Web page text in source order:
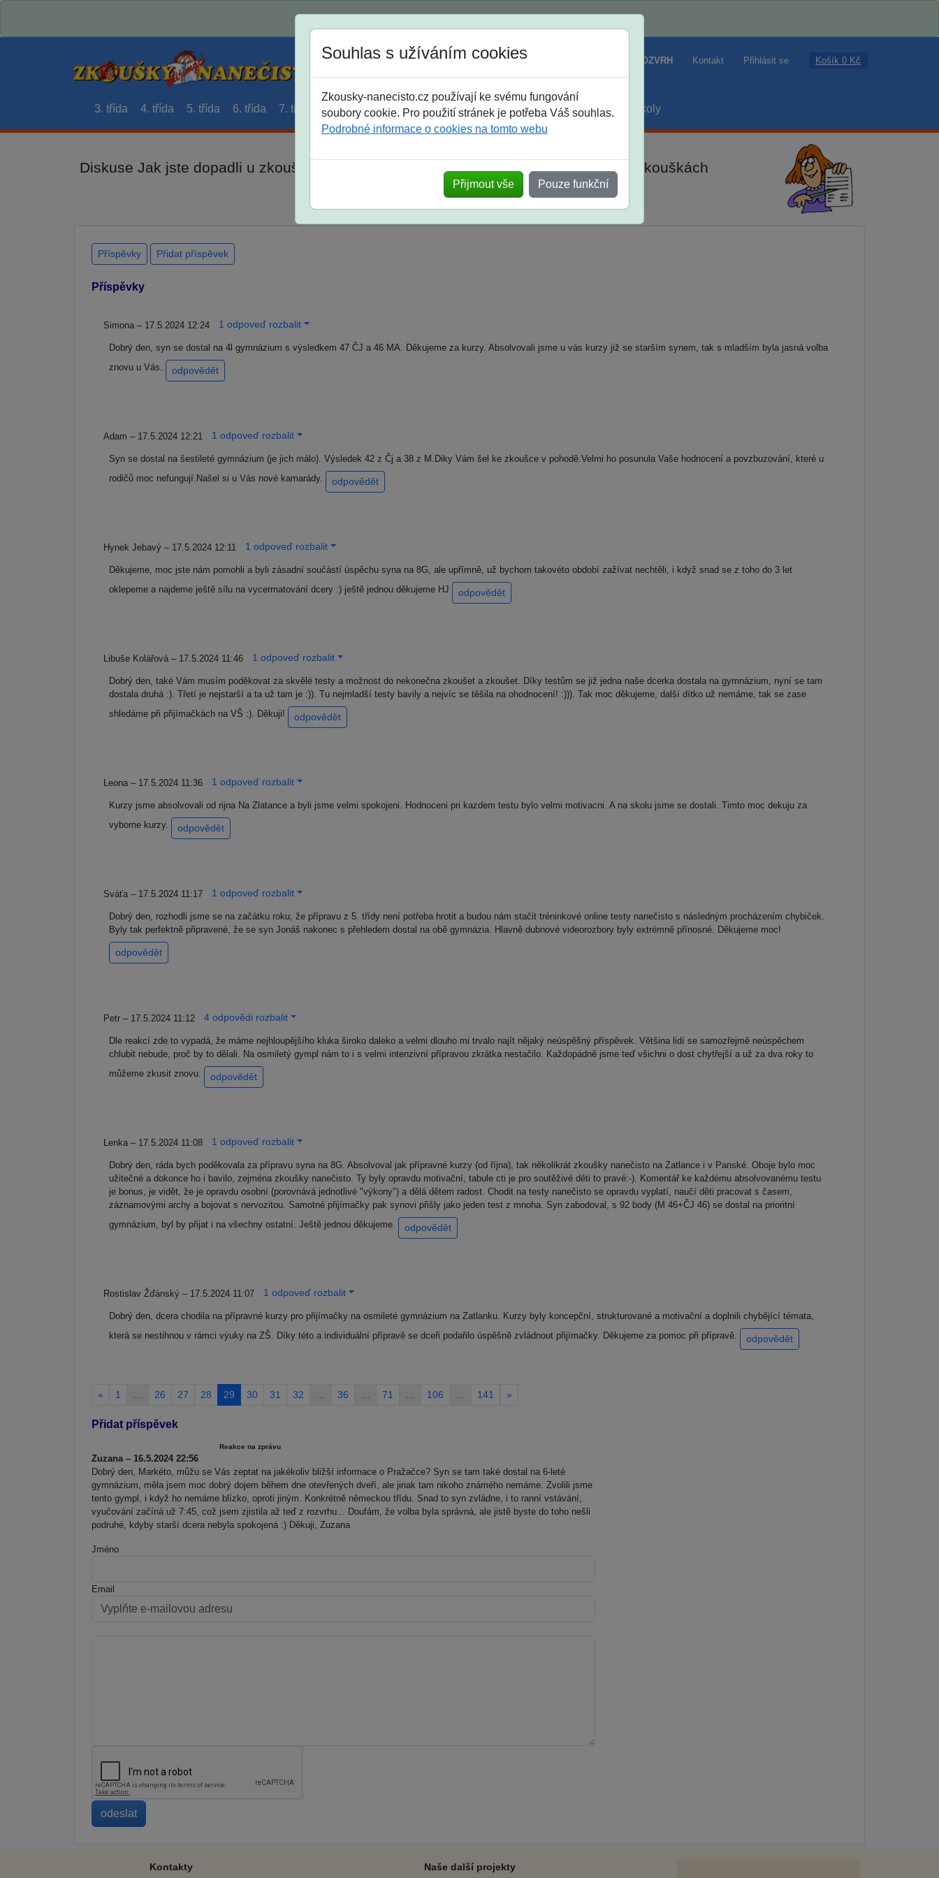
Jak si vybrat ROZVRH Kontakt Přihlásit se Košík 0 Kč
3. třída 4. třída 5. třída 6. třída 7. třída 8. třída 9. třída střední maturanti soutěže prázdniny školy
Diskuse Jak jste dopadli u zkoušek na SŠ? Vaše ohlasy po skutečných přijímacích zkouškách
Souhlas s užíváním cookies
Zkousky-nanecisto.cz používají ke svému fungování
soubory cookie. Pro použití stránek je potřeba Váš souhlas.
Podrobné informace o cookies na tomto webu
Přijmout vše Pouze funkční
Příspěvky Přidat příspěvek
Příspěvky
Simona – 17.5.2024 12:24 1 odpoveď rozbalit
Dobrý den, syn se dostal na 4l gymnázium s výsledkem 47 ČJ a 46 MA. Děkujeme za kurzy. Absolvovali jsme u vás kurzy již se starším synem, tak s mladším byla jasná volba
znovu u Vás.
odpovědět
Adam – 17.5.2024 12:21 1 odpoveď rozbalit
Syn se dostal na šestileté gymnázium (je jich málo). Výsledek 42 z Čj a 38 z M.Diky Vám šel ke zkoušce v pohodě.Velmi ho posunula Vaše hodnocení a povzbuzování, které u
rodičů moc nefungují.Našel si u Vás nové kamarády.
odpovědět
Hynek Jebavý – 17.5.2024 12:11 1 odpoveď rozbalit
Děkujeme, moc jste nám pomohli a byli zásadní součástí úspěchu syna na 8G, ale upřímně, už bychom takovéto období zažívat nechtěli, i když snad se z toho do 3 let
oklepeme a najdeme ještě sílu na vycermatování dcery :) ještě jednou děkujeme HJ
odpovědět
Libuše Kolářová – 17.5.2024 11:46 1 odpoveď rozbalit
Dobrý den, také Vám musím poděkovat za skvělé testy a možnost do nekonečna zkoušet a zkoušet. Díky testům se již jedna naše dcerka dostala na gymnázium, nyní se tam
dostala druhá :). Třetí je nejstarší a ta už tam je :)). Tu nejmladší testy bavily a nejvíc se těšila na ohodnocení! :))). Tak moc děkujeme, další dítko už nemáme, tak se zase
shledáme při přijímačkách na VŠ :). Děkuji!
odpovědět
Leona – 17.5.2024 11:36 1 odpoveď rozbalit
Kurzy jsme absolvovali od rijna Na Zlatance a byli jsme velmi spokojeni. Hodnoceni pri kazdem testu bylo velmi motivacni. A na skolu jsme se dostali. Timto moc dekuju za
vyborne kurzy.
odpovědět
Sváťa – 17.5.2024 11:17 1 odpoveď rozbalit
Dobrý den, rozhodli jsme se na začátku roku, že přípravu z 5. třídy není potřeba hrotit a budou nám stačit tréninkové online testy nanečisto s následným procházením chybiček.
Byly tak perfektně připravené, že se syn Jonáš nakonec s přehledem dostal na obě gymnázia. Hlavně dubnové videorozbory byly extrémně přínosné. Děkujeme moc!
odpovědět
Petr – 17.5.2024 11:12 4 odpovědi rozbalit
Dle reakcí zde to vypadá, že máme nejhloupějšího kluka široko daleko a velmi dlouho mi trvalo najít nějaký neúspěšný příspěvek. Většina lidí se samozřejmě neúspěchem
chlubit nebude, proč by to dělali. Na osmiletý gympl nám to i s velmi intenzivní přípravou zkrátka nestačilo. Každopádně jsme teď všichni o dost chytřejší a už za dva roky to
můžeme zkusit znovu.
odpovědět
Lenka – 17.5.2024 11:08 1 odpoveď rozbalit
Dobrý den, ráda bych poděkovala za přípravu syna na 8G. Absolvoval jak přípravné kurzy (od října), tak několikrát zkoušky nanečisto na Zatlance i v Panské. Oboje bylo moc
užitečné a dokonce ho i bavilo, zejména zkoušky nanečisto. Ty byly opravdu motivační, tabule cti je pro soutěživé děti to pravé:-). Komentář ke každému absolvovanému testu
je bonus, je vidět, že je opravdu osobní (porovnává jednotlivé "výkony") a dělá dětem radost. Chodit na testy nanečisto se opravdu vyplatí, naučí děti pracovat s časem,
záznamovými archy a bojovat s nervozitou. Samotné přijímačky pak synovi přišly jako jeden test z mnoha. Syn zabodoval, s 92 body (M 46+ČJ 46) se dostal na prioritní
gymnázium, byl by přijat i na všechny ostatní. Ještě jednou děkujeme.
odpovědět
Rostislav Žďánský – 17.5.2024 11:07 1 odpoveď rozbalit
Dobrý den, dcera chodila na přípravné kurzy pro přijímačky na osmileté gymnázium na Zatlanku. Kurzy byly koncepční, strukturované a motivační a doplnili chybějící témata,
která se nestihnou v rámci výuky na ZŠ. Díky této a individuální přípravě se dceři podařilo úspěšně zvládnout přijímačky. Děkujeme za pomoc při přípravě.
odpovědět
« 1 26 27 28 29 30 31 32 36 71 106 141 »
Přidat příspěvek
Reakce na zprávu
Zuzana – 16.5.2024 22:56
Dobrý den, Markéto, můžu se Vás zeptat na jakékoliv bližší informace o Pražačce? Syn se tam také dostal na 6-leté
gymnázium, měla jsem moc dobrý dojem během dne otevřených dveří, ale jinak tam nikoho známého nemáme. Zvolili jsme
tento gympl, i když ho nemáme blízko, oproti jiným. Konkrétně německou třídu. Snad to syn zvládne, i to ranní vstávání,
vyučování začíná už 7:45, což jsem zjistila až teď z rozvrhu... Doufám, že volba byla správná, ale jistě byste do toho nešli
podruhé, kdyby starší dcera nebyla spokojená :) Děkuji, Zuzana
Jméno
Email
Kontakty Naše další projekty